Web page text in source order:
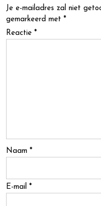
Je e-mailadres zal niet
gemarkeerd met *
Reactie *
Naam *
E-mail *